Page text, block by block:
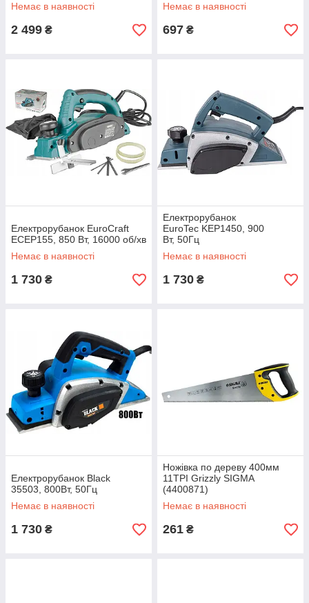
Немає в наявності
2 499 ₴
Немає в наявності
697 ₴
Електрорубанок EuroCraft
ECEP155, 850 Вт, 16000 об/хв
Немає в наявності
1 730 ₴
Електрорубанок
EuroTec KEP1450, 900
Вт, 50Гц
Немає в наявності
1 730 ₴
Електрорубанок Black
35503, 800Вт, 50Гц
Немає в наявності
1 730 ₴
Ножівка по дереву 400мм
11TPI Grizzly SIGMA
(4400871)
Немає в наявності
261 ₴